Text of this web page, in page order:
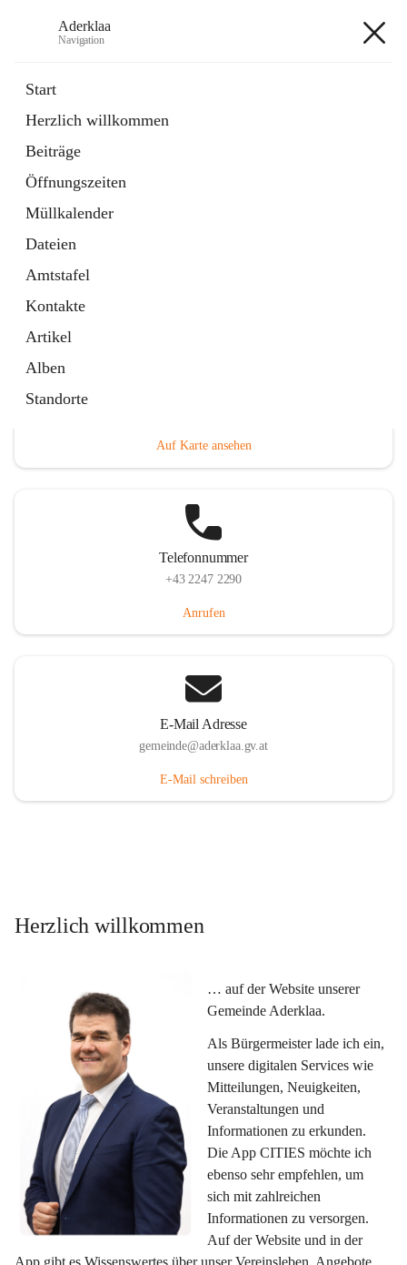
Aderklaa
Navigation
Start
Herzlich willkommen
Beiträge
Öffnungszeiten
Müllkalender
Dateien
Amtstafel
Kontakte
Artikel
Alben
Standorte
6 Schnellzugriffe
Gemeinde
3 Schnellzugriffe
Auf Karte ansehen
Telefonnummer
+43 2247 2290
Anrufen
E-Mail Adresse
gemeinde@aderklaa.gv.at
E-Mail schreiben
Herzlich willkommen
… auf der Website unserer
Gemeinde Aderklaa.
Als Bürgermeister lade ich ein,
unsere digitalen Services wie
Mitteilungen, Neuigkeiten,
Veranstaltungen und
Informationen zu erkunden.
Die App CITIES möchte ich
ebenso sehr empfehlen, um
sich mit zahlreichen
Informationen zu versorgen.
Auf der Website und in der
App gibt es Wissenswertes über unser Vereinsleben, Angebote